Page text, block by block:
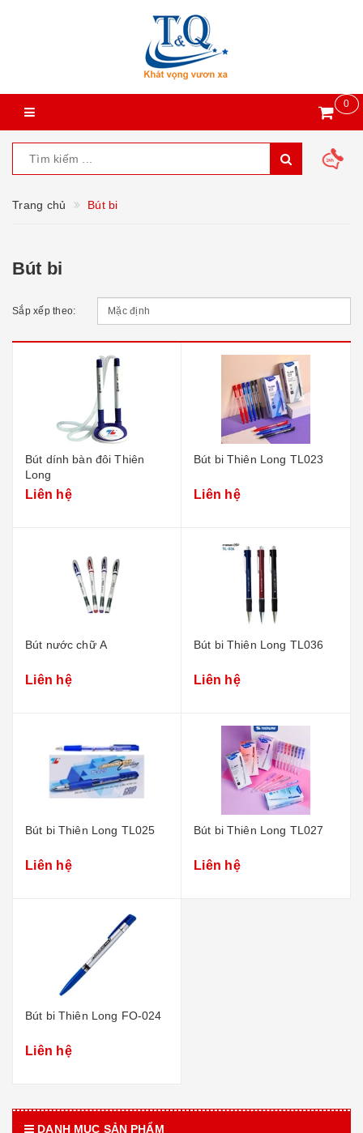
0
Trang chủ Bút bi
Bút bi
Sắp xếp theo:
Bút dính bàn đôi Thiên
Long
Liên hệ
Bút bi Thiên Long TL023
Liên hệ
Bút nước chữ A
Liên hệ
Bút bi Thiên Long TL036
Liên hệ
Bút bi Thiên Long TL025
Liên hệ
Bút bi Thiên Long TL027
Liên hệ
Bút bi Thiên Long FO-024
Liên hệ
DANH MỤC SẢN PHẨM